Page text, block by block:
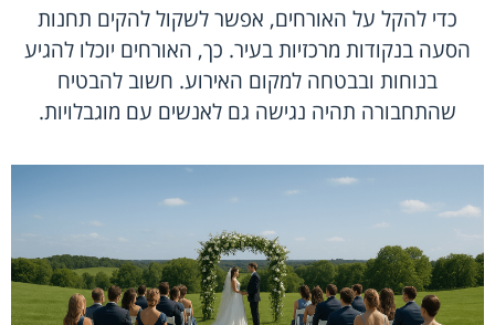
כדי להקל על האורחים, אפשר לשקול להקים תחנות
הסעה בנקודות מרכזיות בעיר. כך, האורחים יוכלו להגיע
בנוחות ובבטחה למקום האירוע. חשוב להבטיח
שהתחבורה תהיה נגישה גם לאנשים עם מוגבלויות.